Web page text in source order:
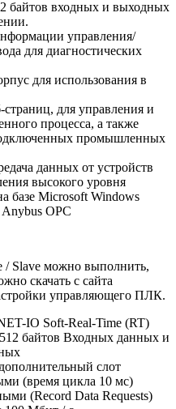
байтов входных и выходных
управления/
для диагностических
для использования в
для управления и
процесса, а также
промышленных
данных от устройств
высокого уровня
базе Microsoft Windows
OPC
/ Slave можно выполнить,
скачать с сайта
управляющего ПЛК.
IO Soft-Real-Time (RT)
байтов Входных данных и
слот
(время цикла 10 мс)
(Record Data Requests)